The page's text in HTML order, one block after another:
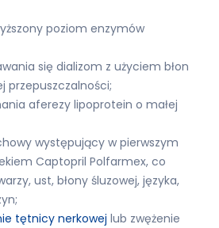
poziom enzymów
się dializom z użyciem błon
przepuszczalności;
aferezy lipoprotein o małej
występujący w pierwszym
Captopril Polfarmex, co
ust, błony śluzowej, języka,
tętnicy nerkowej lub zwężenie